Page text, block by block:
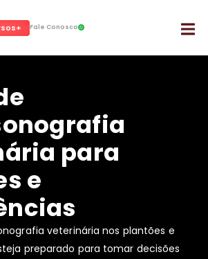
Fale Conosco
para
e
veterinária nos plantões e
preparado para tomar decisões